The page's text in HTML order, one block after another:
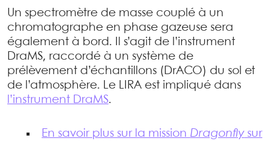
Un spectromètre de masse couplé à un
chromatographe en phase gazeuse sera
également à bord. Il s’agit de l’instrument
DraMS, raccordé à un système de
prélèvement d’échantillons (DrACO) du sol et
de l’atmosphère. Le LIRA est impliqué dans
l’instrument DraMS.
En savoir plus sur la mission Dragonflysur